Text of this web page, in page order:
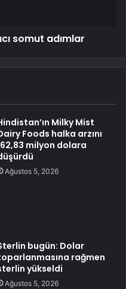
somut adımlar
Milky Mist
Foods halka arzını
milyon dolara
Ağustos 5, 2026
bugün: Dolar
rağmen
yükseldi
Ağustos 5, 2026